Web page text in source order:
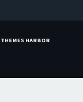
THEMES HARBOR